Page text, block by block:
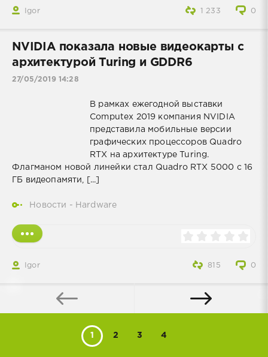
Igor 0
1 233
NVIDIA показала новые видеокарты с
архитектурой Turing и GDDR6
27/05/2019 14:28
В рамках ежегодной выставки
Computex 2019 компания NVIDIA
представила мобильные версии
графических процессоров Quadro
RTX на архитектуре Turing.
Флагманом новой линейки стал Quadro RTX 5000 с 16
ГБ видеопамяти, [...]
Новости - Hardware
Igor 0
815
1 2 3 4